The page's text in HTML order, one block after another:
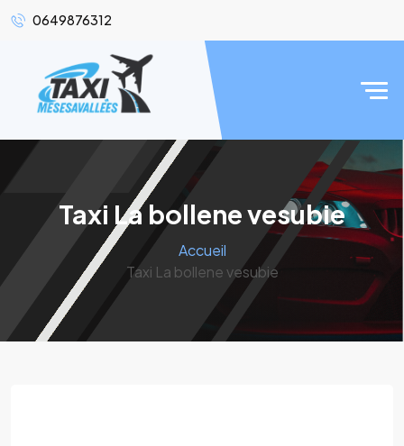
0649876312
Taxi La bollene vesubie
Accueil
Taxi La bollene vesubie